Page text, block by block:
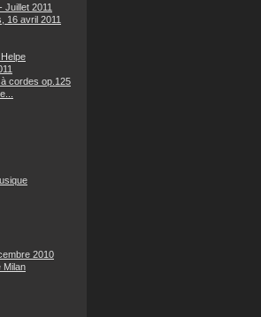
Juillet 2011
16 avril 2011
cordes op.125
2010
Milan